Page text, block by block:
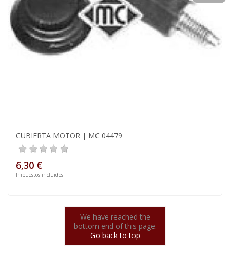
CUBIERTA MOTOR | MC 04479
6,30 €
Impuestos incluidos
We have reached the
bottom end of this page.
Go back to top